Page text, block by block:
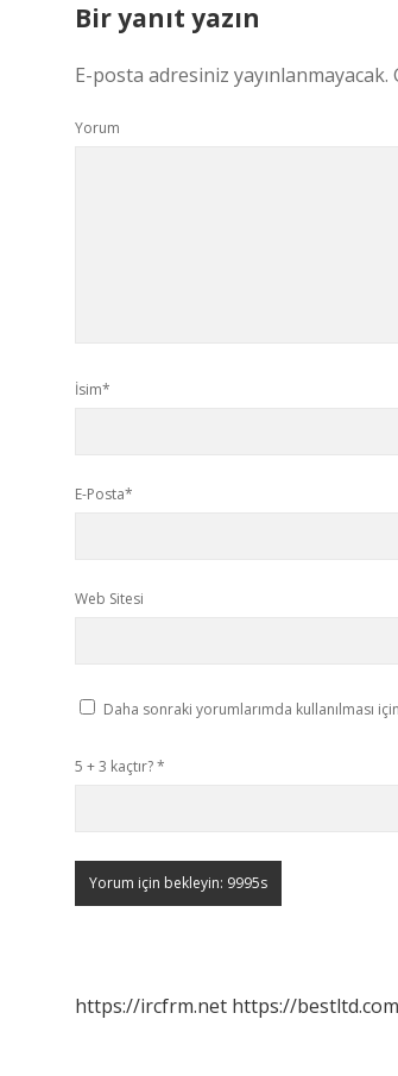
Bir yanıt yazın
E-posta adresiniz yayınlanmayacak.
Yorum
İsim*
E-Posta*
Web Sitesi
Daha sonraki yorumlarımda kullanılması
5 + 3 kaçtır?*
https://ircfrm.net https://